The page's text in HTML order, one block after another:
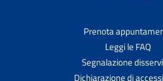
Prenota
Leggi le FAQ
Segnalazione
Dichiarazione di